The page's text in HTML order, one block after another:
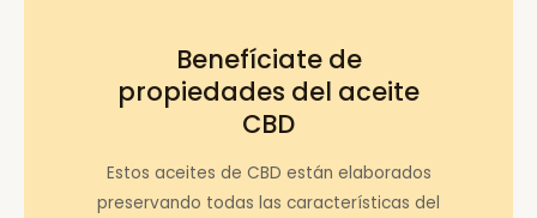
Benefíciate de
propiedades del aceite
CBD
Estos aceites de CBD están elaborados
preservando todas las características del